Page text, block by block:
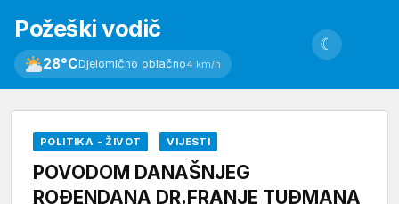
Požeški vodič
28°CDjelomično oblačno4 km/h
☾
POLITIKA - ŽIVOT VIJESTI
POVODOM DANAŠNJEG
ROĐENDANA DR.FRANJE TUĐMANA